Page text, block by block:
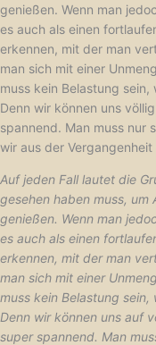
genießen. Wenn man
es auch als einen
erkennen, mit der man
man sich mit einer
muss kein Belastung
Denn wir können uns
spannend. Man muss nur
wir aus der Vergangenheit
Auf jeden Fall lautet die
gesehen haben muss,
genießen. Wenn man
es auch als einen
erkennen, mit der man
man sich mit einer
muss kein Belastung
Denn wir können uns auf
super spannend. Man